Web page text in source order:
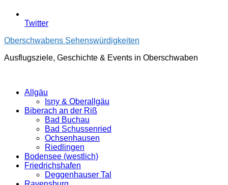
Twitter
Oberschwabens Sehenswürdigkeiten
Ausflugsziele, Geschichte & Events in Oberschwaben
Allgäu
Isny & Oberallgäu
Biberach an der Riß
Bad Buchau
Bad Schussenried
Ochsenhausen
Riedlingen
Bodensee (westlich)
Friedrichshafen
Deggenhauser Tal